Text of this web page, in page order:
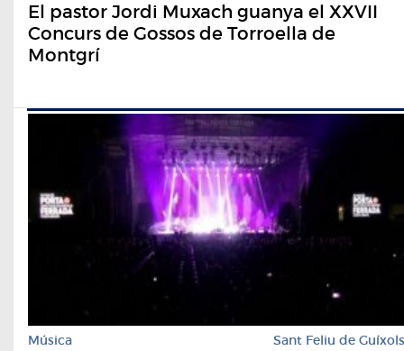
El pastor Jordi Muxach guanya el XXVII
Concurs de Gossos de Torroella de
Montgrí
Música Sant Feliu de Guíxols